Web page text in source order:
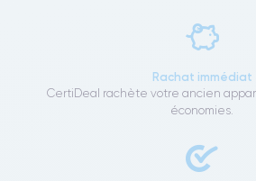
Rachat immédiat
CertiDeal rachète votre ancien
économies.